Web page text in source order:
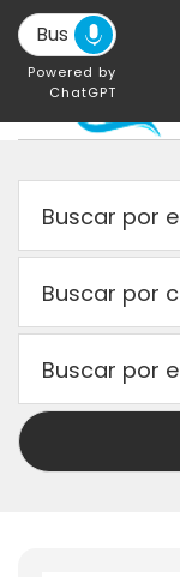
Powered by
ChatGPT